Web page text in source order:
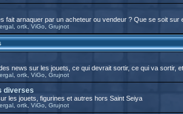
fait arnaquer par un acheteur ou vendeur ? Que se soit sur
, ortk, ViGo Grujnot
news sur les jouets, ce qui devrait sortir, ce qui va sortir,
, ortk, ViGo Grujnot
diverses
les jouets, figurines et autres hors Saint Seiya
, ortk, ViGo Grujnot